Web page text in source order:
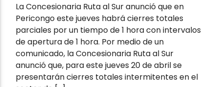
La Concesionaria Ruta al Sur anunció que en
Pericongo este jueves habrá cierres totales
parciales por un tiempo de 1 hora con intervalos
de apertura de 1 hora. Por medio de un
comunicado, la Concesionaria Ruta al Sur
anunció que, para este jueves 20 de abril se
presentarán cierres totales intermitentes en el